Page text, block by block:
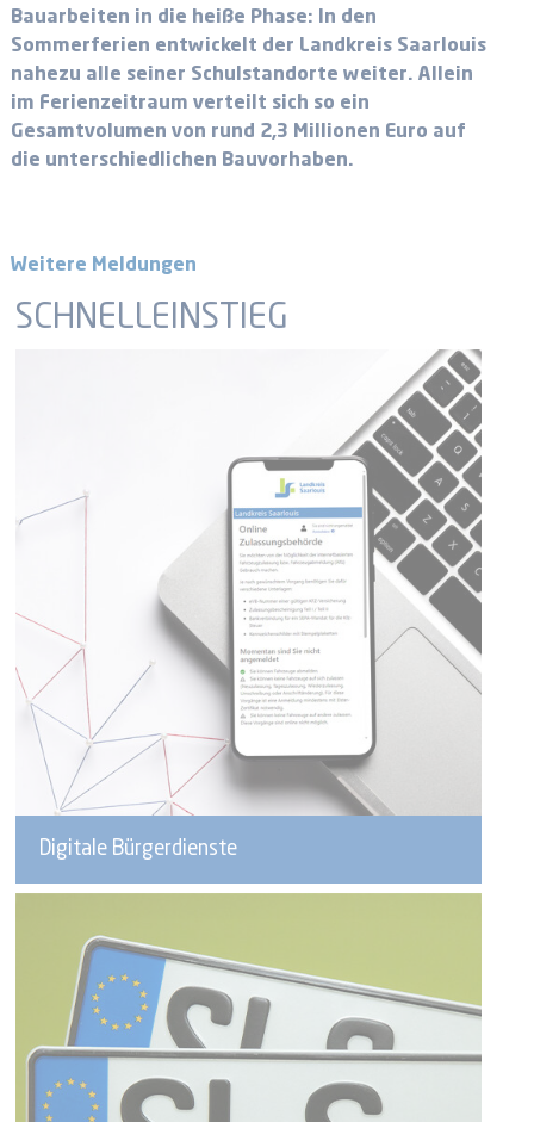
Bauarbeiten in die heiße Phase: In den
Sommerferien entwickelt der Landkreis Saarlouis
nahezu alle seiner Schulstandorte weiter. Allein
im Ferienzeitraum verteilt sich so ein
Gesamtvolumen von rund 2,3 Millionen Euro auf
die unterschiedlichen Bauvorhaben.
Weitere Meldungen
SCHNELLEINSTIEG
Digitale Bürgerdienste